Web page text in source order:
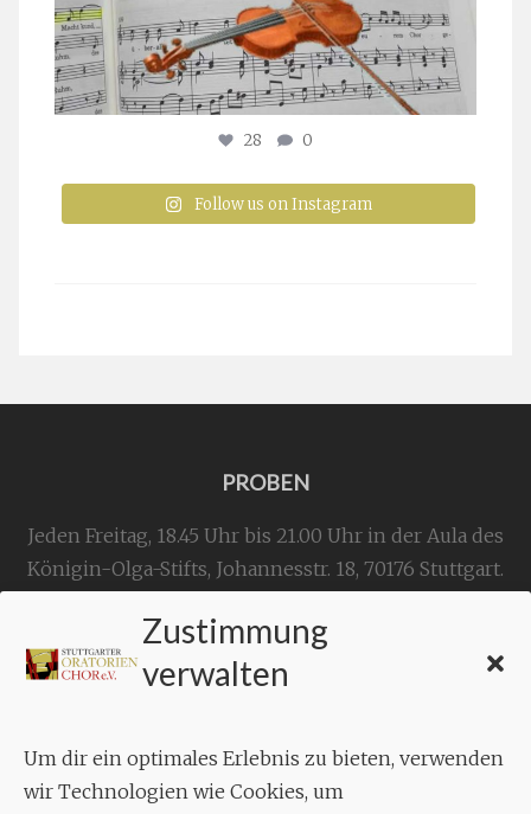
Zustimmung
verwalten
Um dir ein optimales Erlebnis zu bieten, verwenden
wir Technologien wie Cookies, um
28 0
Follow us on Instagram
PROBEN
Jeden Freitag, 18.45 Uhr bis 21.00 Uhr in der Aula des
Königin-Olga-Stifts, Johannesstr. 18, 70176 Stuttgart.
KONTAKT
Geschäftsstelle:
Aixheimer Str. 18
70619 Stuttgart